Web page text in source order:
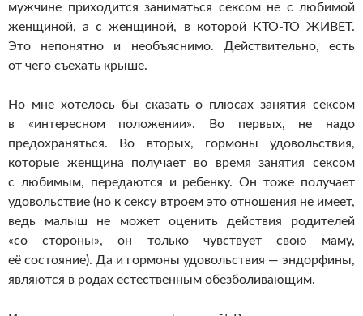
мужчине приходится заниматься сексом не с любимой
женщиной, а с женщиной, в которой
КТО-ТО ЖИВЕТ.
Это непонятно и необъяснимо. Действительно, есть
от чего съехать крыше.
Но мне хотелось бы сказать о плюсах занятия сексом
в «интересном положении». Во первых, не надо
предохраняться. Во вторых, гормоны удовольствия,
которые женщина получает во время занятия сексом
с любимым, передаются и ребенку. Он тоже получает
удовольствие (но к сексу втроем это отношения не имеет,
ведь малыш не может оценить действия родителей
«со стороны», он только чувствует свою маму,
её состояние). Да и гормоны удовольствия — эндорфины,
являются в родах естественным обезболивающим.